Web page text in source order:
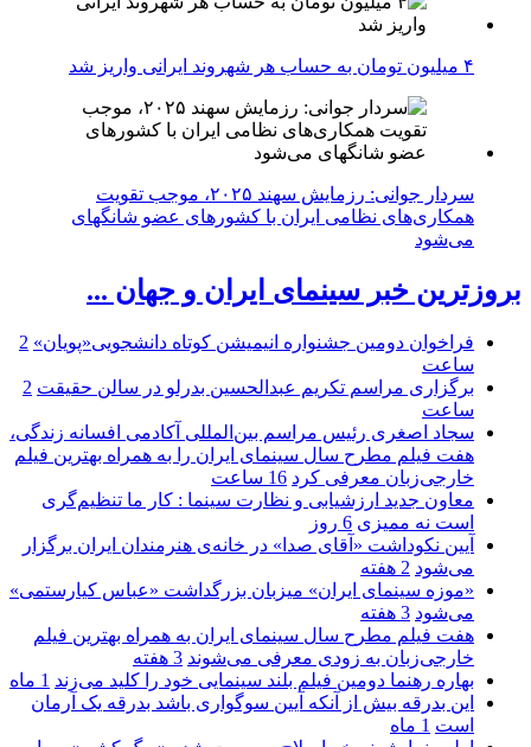
۴ میلیون تومان به حساب هر شهروند ایرانی واریز شد
سردار جوانی: رزمایش سهند ۲۰۲۵، موجب تقویت
همکاری‌های نظامی ایران با کشور‌های عضو شانگهای
می‌شود
بروزترین خبر سینمای ایران و جهان ...
فراخوان دومین جشنواره انیمیشن کوتاه دانشجویی«پویان» 2
ساعت
برگزاری مراسم تکریم عبدالحسین بدرلو در سالن حقیقت 2
ساعت
سجاد اصغری رئیس مراسم بین‌المللی آکادمی افسانه زندگی،
هفت فیلم مطرح سال سینمای ایران را به همراه بهترین فیلم
خارجی‌زبان معرفی کرد 16 ساعت
معاون جدید ارزشیابی و نظارت سینما : کار ما تنظیم‌گری
است نه ممیزی 6 روز
آیین نکوداشت «آقای صدا» در خانه‌ی هنرمندان ایران برگزار
می‌شود 2 هفته
«موزه سینمای ایران» میزبان بزرگداشت «عباس کیارستمی»
می‌شود 3 هفته
هفت فیلم مطرح سال سینمای ایران به همراه بهترین فیلم
خارجی‌زبان به زودی معرفی می‌شوند 3 هفته
بهاره رهنما دومین فیلم بلند سینمایی خود را کلید می‌زند 1 ماه
این بدرقه بیش از آنکه آیین سوگواری باشد بدرقه یک آرمان
است 1 ماه